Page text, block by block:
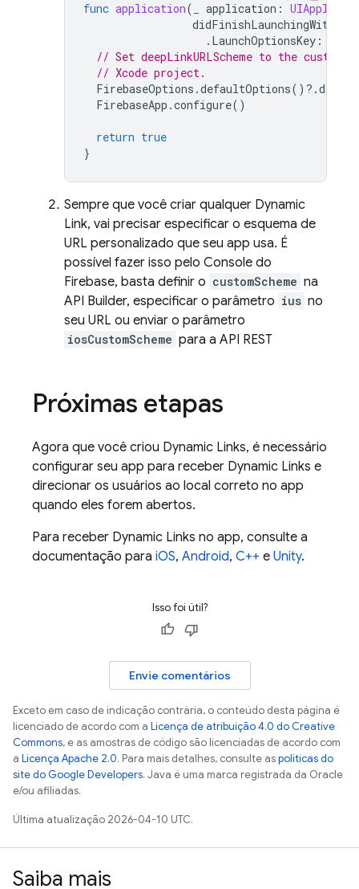
func application( application :
. LaunchOptionsKey :
// Set deepLinkURLScheme to the custom
// Xcode project.
FirebaseOptions .defaultOptions()?.
FirebaseApp .configure()
return true
}
Sempre que você criar qualquer Dynamic
Link, vai precisar especificar o esquema de
URL personalizado que seu app usa. É
possível fazer isso pelo Console do
Firebase, basta definir o customScheme na
API Builder, especificar o parâmetro ius no
seu URL ou enviar o parâmetro
iosCustomScheme para a API REST
Próximas etapas
Agora que você criou Dynamic Links, é necessário
configurar seu app para receber Dynamic Links e
direcionar os usuários ao local correto no app
quando eles forem abertos.
Para receber Dynamic Links no app, consulte a
documentação para iOS, Android, C++ e Unity.
Isso foi útil?
Envie comentários
Exceto em caso de indicação contrária, o conteúdo desta página é
licenciado de acordo com a Licença de atribuição 4.0 do Creative
Commons, e as amostras de código são licenciadas de acordo com
a Licença Apache 2.0. Para mais detalhes, consulte aspolíticas do
site do Google Developers. Java é uma marca registrada da Oracle
e/ou afiliadas.
Última atualização 2026-04-10 UTC.
Saiba mais